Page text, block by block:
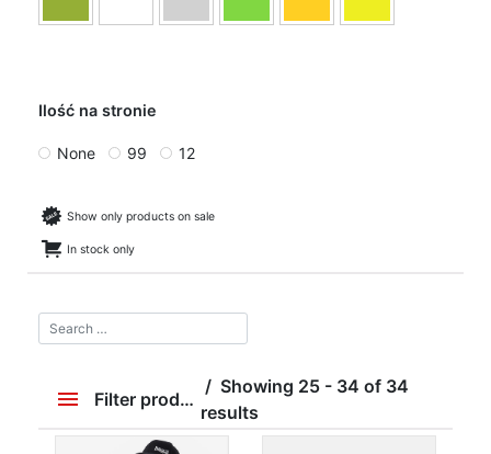
Ilość na stronie
None 99 12
Show only products on sale
In stock only
Filter products
Showing 25 - 34 of 34
results
Price